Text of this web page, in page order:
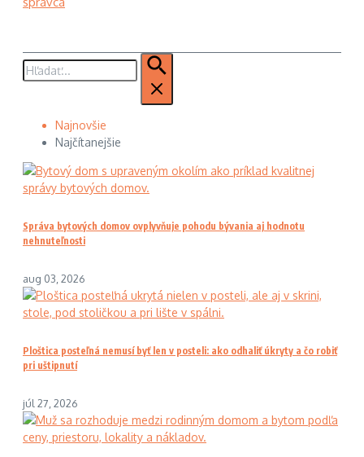
Hľadať:
Najnovšie
Najčítanejšie
Správa bytových domov ovplyvňuje pohodu bývania aj hodnotu
nehnuteľnosti
aug 03, 2026
Ploštica posteľná nemusí byť len v posteli: ako odhaliť úkryty a čo robiť
pri uštipnutí
júl 27, 2026